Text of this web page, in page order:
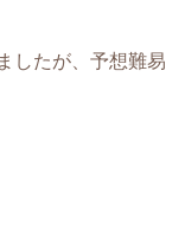
したが、予想難易